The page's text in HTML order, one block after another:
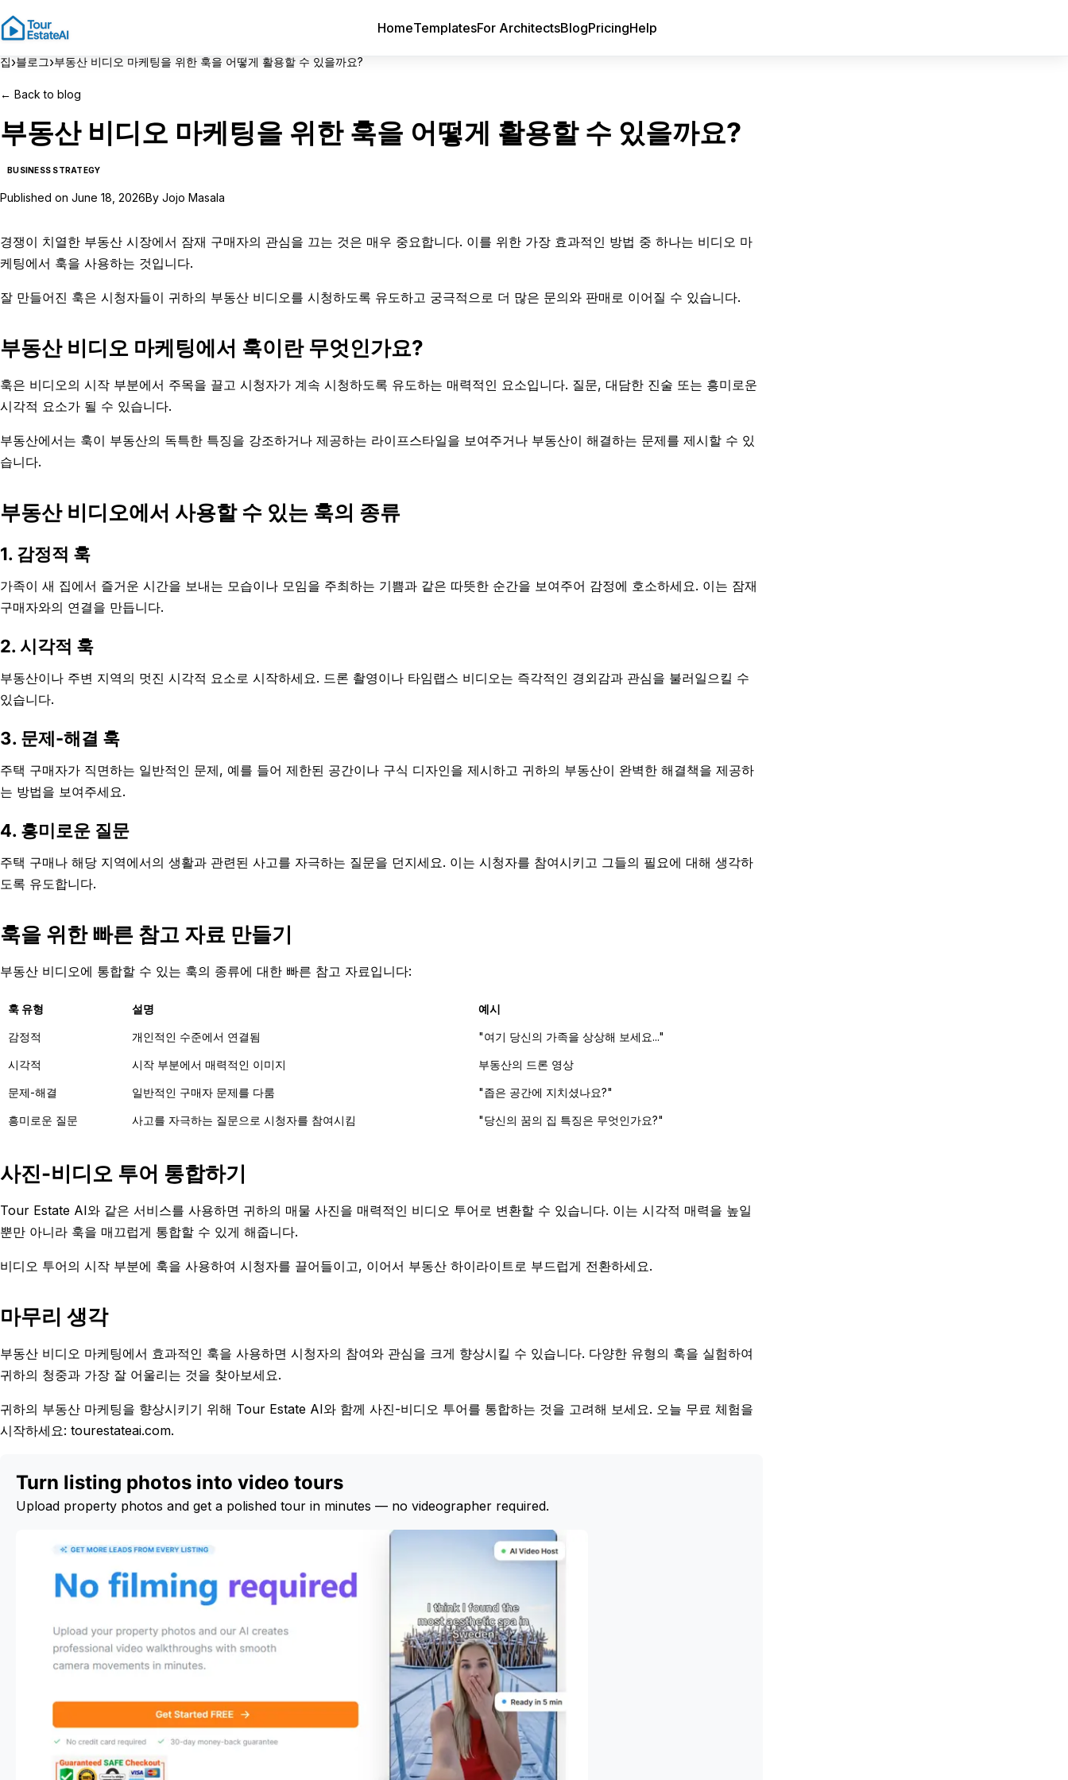
HomeTemplatesFor ArchitectsBlogPricingHelp
집›블로그›부동산 비디오 마케팅을 위한 훅을 어떻게 활용할 수 있을까요?
← Back to blog
부동산 비디오 마케팅을 위한 훅을 어떻게 활용할 수 있을까요?
BUSINESS STRATEGY
Published on June 18, 2026By Jojo Masala
경쟁이 치열한 부동산 시장에서 잠재 구매자의 관심을 끄는 것은 매우 중요합니다. 이를 위한 가장 효과적인 방법 중 하나는 비디오 마
케팅에서 훅을 사용하는 것입니다.
잘 만들어진 훅은 시청자들이 귀하의 부동산 비디오를 시청하도록 유도하고 궁극적으로 더 많은 문의와 판매로 이어질 수 있습니다.
부동산 비디오 마케팅에서 훅이란 무엇인가요?
훅은 비디오의 시작 부분에서 주목을 끌고 시청자가 계속 시청하도록 유도하는 매력적인 요소입니다. 질문, 대담한 진술 또는 흥미로운
시각적 요소가 될 수 있습니다.
부동산에서는 훅이 부동산의 독특한 특징을 강조하거나 제공하는 라이프스타일을 보여주거나 부동산이 해결하는 문제를 제시할 수 있
습니다.
부동산 비디오에서 사용할 수 있는 훅의 종류
1. 감정적 훅
가족이 새 집에서 즐거운 시간을 보내는 모습이나 모임을 주최하는 기쁨과 같은 따뜻한 순간을 보여주어 감정에 호소하세요. 이는 잠재
구매자와의 연결을 만듭니다.
2. 시각적 훅
부동산이나 주변 지역의 멋진 시각적 요소로 시작하세요. 드론 촬영이나 타임랩스 비디오는 즉각적인 경외감과 관심을 불러일으킬 수
있습니다.
3. 문제-해결 훅
주택 구매자가 직면하는 일반적인 문제, 예를 들어 제한된 공간이나 구식 디자인을 제시하고 귀하의 부동산이 완벽한 해결책을 제공하
는 방법을 보여주세요.
4. 흥미로운 질문
주택 구매나 해당 지역에서의 생활과 관련된 사고를 자극하는 질문을 던지세요. 이는 시청자를 참여시키고 그들의 필요에 대해 생각하
도록 유도합니다.
훅을 위한 빠른 참고 자료 만들기
부동산 비디오에 통합할 수 있는 훅의 종류에 대한 빠른 참고 자료입니다:
훅 유형 설명 예시
감정적 개인적인 수준에서 연결됨 "여기 당신의 가족을 상상해 보세요..."
시각적 시작 부분에서 매력적인 이미지 부동산의 드론 영상
문제-해결 일반적인 구매자 문제를 다룸 "좁은 공간에 지치셨나요?"
흥미로운 질문 사고를 자극하는 질문으로 시청자를 참여시킴 "당신의 꿈의 집 특징은 무엇인가요?"
사진-비디오 투어 통합하기
Tour Estate AI와 같은 서비스를 사용하면 귀하의 매물 사진을 매력적인 비디오 투어로 변환할 수 있습니다. 이는 시각적 매력을 높일
뿐만 아니라 훅을 매끄럽게 통합할 수 있게 해줍니다.
비디오 투어의 시작 부분에 훅을 사용하여 시청자를 끌어들이고, 이어서 부동산 하이라이트로 부드럽게 전환하세요.
마무리 생각
부동산 비디오 마케팅에서 효과적인 훅을 사용하면 시청자의 참여와 관심을 크게 향상시킬 수 있습니다. 다양한 유형의 훅을 실험하여
귀하의 청중과 가장 잘 어울리는 것을 찾아보세요.
귀하의 부동산 마케팅을 향상시키기 위해 Tour Estate AI와 함께 사진-비디오 투어를 통합하는 것을 고려해 보세요. 오늘 무료 체험을
시작하세요: tourestateai.com.
Turn listing photos into video tours
Upload property photos and get a polished tour in minutes — no videographer required.